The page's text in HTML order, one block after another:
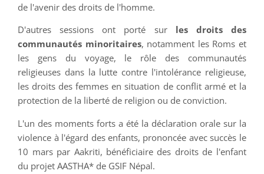
de l'avenir des droits de l'homme.
D'autres sessions ont porté sur les droits des
communautés minoritaires, notamment les Roms et
les gens du voyage, le rôle des communautés
religieuses dans la lutte contre l'intolérance religieuse,
les droits des femmes en situation de conflit armé et la
protection de la liberté de religion ou de conviction.
L'un des moments forts a été la déclaration orale sur la
violence à l'égard des enfants, prononcée avec succès le
10 mars par Aakriti, bénéficiaire des droits de l'enfant
du projet AASTHA* de GSIF Népal.